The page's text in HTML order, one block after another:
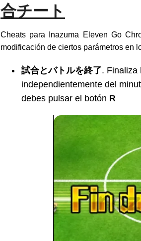
合チート
Cheats para Inazuma Eleven Go
modificación de ciertos parámetros en
試合とバトルを終了. Finaliza
independientemente del
debes pulsar el botón R